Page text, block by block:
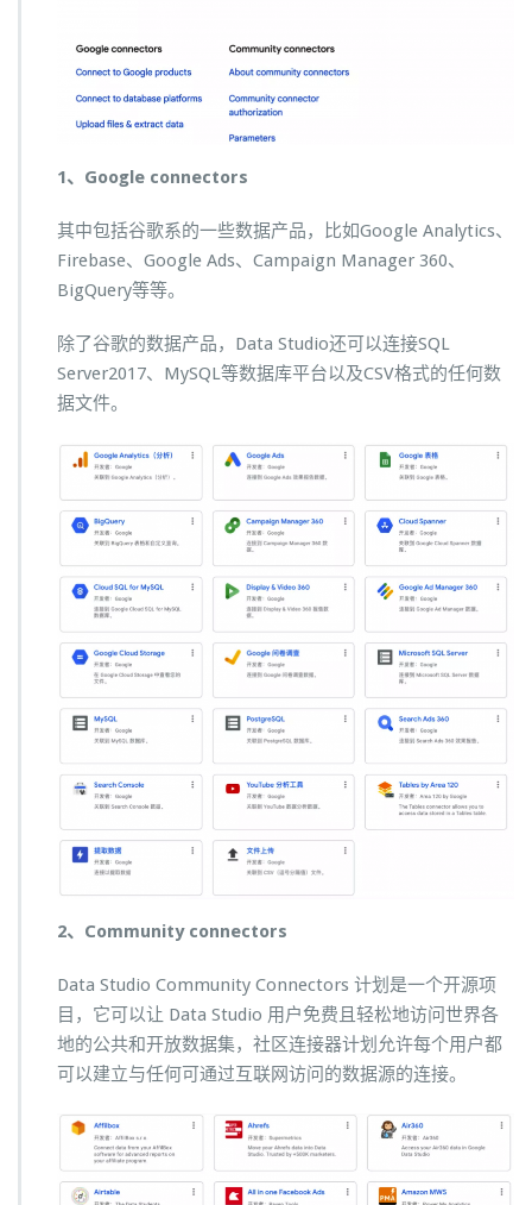
1、Google connectors
其中包括谷歌系的一些数据产品，比如Google Analytics、
Firebase、Google Ads、Campaign Manager 360、
BigQuery等等。
除了谷歌的数据产品，Data Studio还可以连接SQL
Server2017、MySQL等数据库平台以及CSV格式的任何数
据文件。
2、Community connectors
Data Studio Community Connectors 计划是一个开源项
目，它可以让 Data Studio 用户免费且轻松地访问世界各
地的公共和开放数据集，社区连接器计划允许每个用户都
可以建立与任何可通过互联网访问的数据源的连接。